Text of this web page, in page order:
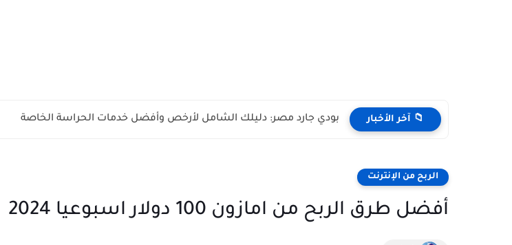
📁 آخر الأخبار بودي جارد مصر: دليلك الشامل لأرخص وأفضل خدمات الحراسة الخاصة
الربح من الإنترنت
أفضل طرق الربح من امازون 100 دولار اسبوعيا 2024